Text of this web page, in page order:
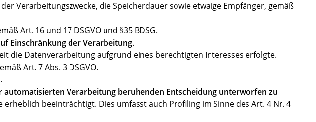
Verarbeitungszwecke, die Speicherdauer sowie etwaige Empfänger, gemäß
Art. 16 und 17 DSGVO und §35 BDSG.
Einschränkung der Verarbeitung.
die Datenverarbeitung aufgrund eines berechtigten Interesses erfolgte.
Art. 7 Abs. 3 DSGVO.
automatisierten Verarbeitung beruhenden Entscheidung unterworfen zu
beeinträchtigt. Dies umfasst auch Profiling im Sinne des Art. 4 Nr. 4